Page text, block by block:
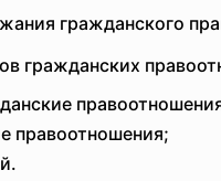
гражданского
гражданских
правоотношения;